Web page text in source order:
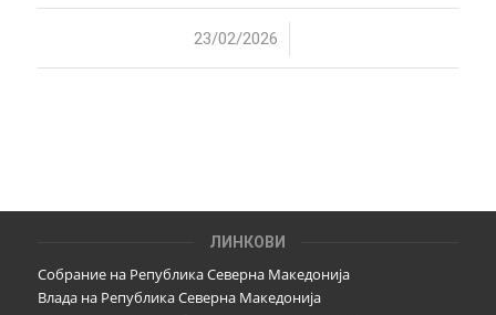
23/02/2026
/
ЛИНКОВИ
Собрание на Република Северна Македонија
Влада на Република Северна Македонија